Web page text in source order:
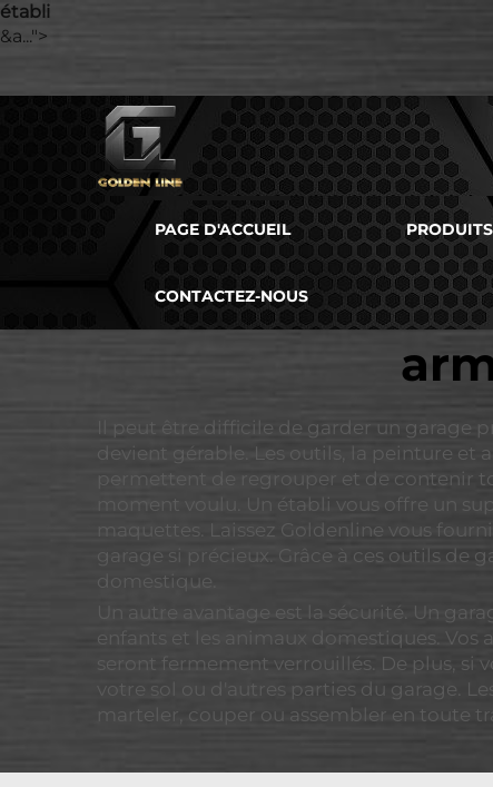
établi
&a...">
PAGE D'ACCUEIL PRODUITS
CONTACTEZ-NOUS
Il peut être difficile de garder un garage
devient gérable. Les outils, la peinture et
permettent de regrouper et de contenir
moment voulu. Un établi vous offre un
maquettes. Laissez Goldenline vous
garage si précieux. Grâce à ces outils de
domestique.
Un autre avantage est la sécurité. Un
enfants et les animaux domestiques.
seront fermement verrouillés. De plus, si
votre sol ou d'autres parties du garage.
marteler, couper ou assembler en toute